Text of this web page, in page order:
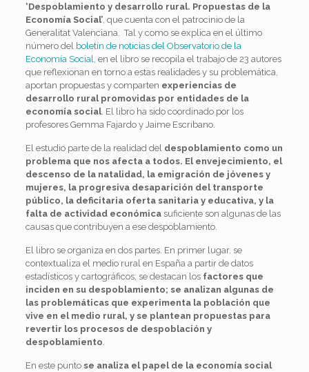
‘Despoblamiento y desarrollo rural. Propuestas de la
Economía Social’, que cuenta con el patrocinio de la
Generalitat Valenciana. Tal y como se explica en el último
número del boletín de noticias del Observatorio de la
Economía Social , en el libro se recopila el trabajo de 23 autores
que reflexionan en torno a estas realidades y su problemática,
aportan propuestas y comparten experiencias de
desarrollo rural promovidas por entidades de la
economía social. El libro ha sido coordinado por los
profesores Gemma Fajardo y Jaime Escribano.
El estudio parte de la realidad del despoblamiento como un
problema que nos afecta a todos. El envejecimiento, el
descenso de la natalidad, la emigración de jóvenes y
mujeres, la progresiva desaparición del transporte
público, la deficitaria oferta sanitaria y educativa, y la
falta de actividad económicasuficiente son algunas de las
causas que contribuyen a ese despoblamiento.
El libro se organiza en dos partes. En primer lugar, se
contextualiza el medio rural en España a partir de datos
estadísticos y cartográficos; se destacan losfactores que
inciden en su despoblamiento; se analizan algunas de
las problemáticas que experimenta la población que
vive en el medio rural, y se plantean propuestas para
revertir los procesos de despoblación y
despoblamiento
En este punto se analiza el papel de la economía social